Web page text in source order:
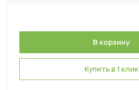
Купить в 1 клик